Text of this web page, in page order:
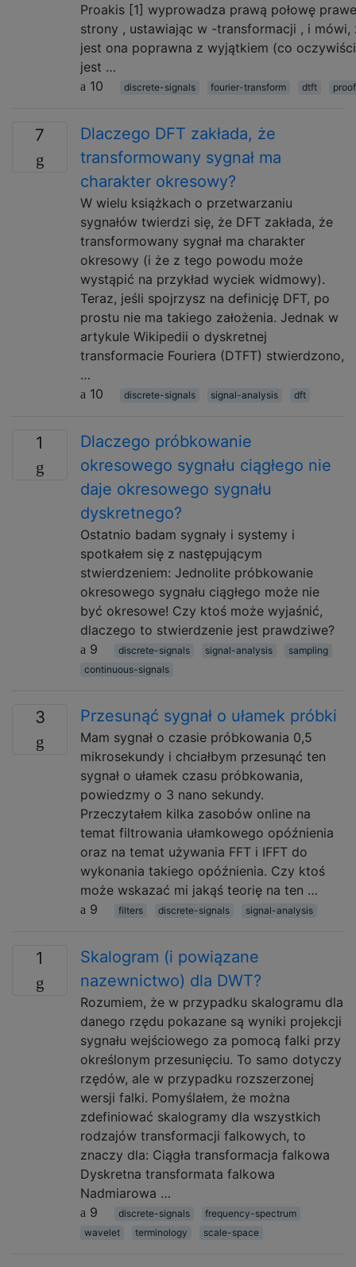
Proakis [1] wyprowadza prawą połowę
strony , ustawiając w -transformacji , i mówi,
jest ona poprawna z wyjątkiem (co
jest …
10
discrete-signals fourier-transform dtft proof
7
Dlaczego DFT zakłada, że ​​
transformowany sygnał ma
charakter okresowy?
W wielu książkach o przetwarzaniu
sygnałów twierdzi się, że DFT zakłada, że ​​
transformowany sygnał ma charakter
okresowy (i że z tego powodu może
wystąpić na przykład wyciek widmowy).
Teraz, jeśli spojrzysz na definicję DFT, po
prostu nie ma takiego założenia. Jednak w
artykule Wikipedii o dyskretnej
transformacie Fouriera (DTFT) stwierdzono,
…
10
discrete-signals signal-analysis dft
1
Dlaczego próbkowanie
okresowego sygnału ciągłego nie
daje okresowego sygnału
dyskretnego?
Ostatnio badam sygnały i systemy i
spotkałem się z następującym
stwierdzeniem: Jednolite próbkowanie
okresowego sygnału ciągłego może nie
być okresowe! Czy ktoś może wyjaśnić,
dlaczego to stwierdzenie jest prawdziwe?
9
discrete-signals signal-analysis
sampling
continuous-signals
3 Przesunąć sygnał o ułamek próbki
Mam sygnał o czasie próbkowania 0,5
mikrosekundy i chciałbym przesunąć ten
sygnał o ułamek czasu próbkowania,
powiedzmy o 3 nano sekundy.
Przeczytałem kilka zasobów online na
temat filtrowania ułamkowego opóźnienia
oraz na temat używania FFT i IFFT do
wykonania takiego opóźnienia. Czy ktoś
może wskazać mi jakąś teorię na ten …
9
filters discrete-signals signal-analysis
1
Skalogram (i powiązane
nazewnictwo) dla DWT?
Rozumiem, że w przypadku skalogramu dla
danego rzędu pokazane są wyniki projekcji
sygnału wejściowego za pomocą falki przy
określonym przesunięciu. To samo dotyczy
rzędów, ale w przypadku rozszerzonej
wersji falki. Pomyślałem, że można
zdefiniować skalogramy dla wszystkich
rodzajów transformacji falkowych, to
znaczy dla: Ciągła transformacja falkowa
Dyskretna transformata falkowa
Nadmiarowa …
9
discrete-signals
frequency-spectrum
wavelet
terminology scale-space